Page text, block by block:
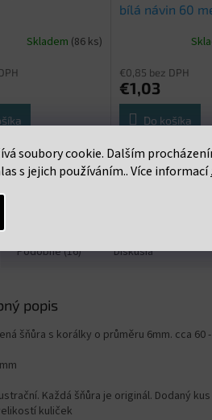
soubory cookie. Dalším
s jejich používáním.. Více informací
Skladem (86 ks)
0,8 mm bílá /
bílá návin 60
€0,85 bez DPH
€1,03
Do košíka
Elastická lycra 0,8
návin 60 metrů
Podobné (16) Diskusia
popis
šňůra s korálky o průměru 6mm. cca 60
Každá šňůra je originál. Dodaný
kuliček